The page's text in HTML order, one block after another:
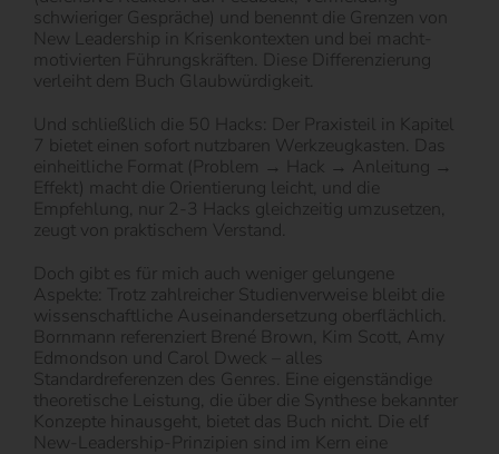
schwieriger Gespräche) und benennt die Grenzen von
New Leadership in Krisenkontexten und bei macht-
motivierten Führungskräften. Diese Differenzierung
verleiht dem Buch Glaubwürdigkeit.
Und schließlich die 50 Hacks: Der Praxisteil in Kapitel
7 bietet einen sofort nutzbaren Werkzeugkasten. Das
einheitliche Format (Problem → Hack → Anleitung →
Effekt) macht die Orientierung leicht, und die
Empfehlung, nur 2-3 Hacks gleichzeitig umzusetzen,
zeugt von praktischem Verstand.
Doch gibt es für mich auch weniger gelungene
Aspekte: Trotz zahlreicher Studienverweise bleibt die
wissenschaftliche Auseinandersetzung oberflächlich.
Bornmann referenziert Brené Brown, Kim Scott, Amy
Edmondson und Carol Dweck – alles
Standardreferenzen des Genres. Eine eigenständige
theoretische Leistung, die über die Synthese bekannter
Konzepte hinausgeht, bietet das Buch nicht. Die elf
New-Leadership-Prinzipien sind im Kern eine